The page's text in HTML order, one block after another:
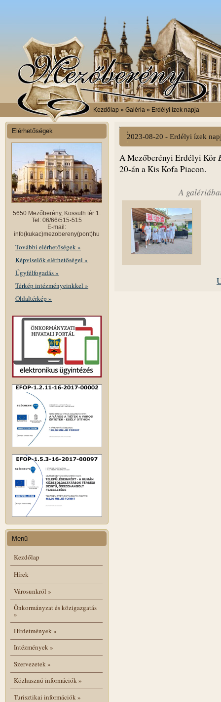
Kezdőlap » Galéria » Erdélyi ízek napja
Elérhetőségek
5650 Mezőberény, Kossuth tér 1.
Tel: 06/66/515-515
E-mail:
info(kukac)mezobereny(pont)hu
További elérhetőségek »
Képviselők elérhetőségei »
Ügyfélfogadás »
Térkép intézményeinkkel »
Oldaltérkép »
Menü
Kezdőlap
Hírek
Városunkról »
Önkormányzat és közigazgatás
»
Hirdetmények»
Intézmények»
Szervezetek»
Közhasznú információk»
Turisztikai információk»
2023-08-20 - Erdélyi ízek
A Mezőberényi Erdélyi Kör
20-án a Kis Kofa Piacon.
A